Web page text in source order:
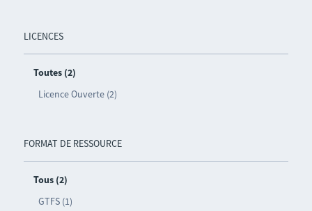
LICENCES
Toutes (2)
Licence Ouverte (2)
FORMAT DE RESSOURCE
Tous (2)
GTFS (1)